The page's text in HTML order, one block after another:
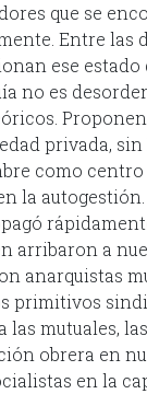
que se
Entre las
ese estado
no es
privada, sin
como centro
la
arribaron a
anarquistas
primitivos
las mutuales,
obrera en
en la